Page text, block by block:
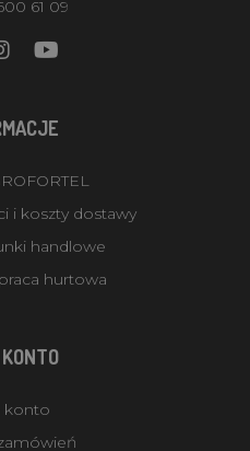
61 09
i koszty dostawy
handlowe
hurtowa
konto